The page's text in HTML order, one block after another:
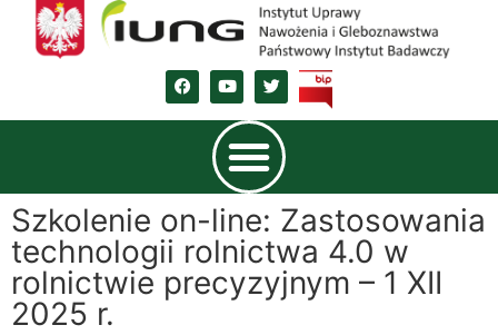
Szkolenie on-line: Zastosowania
technologii rolnictwa 4.0 w
rolnictwie precyzyjnym – 1 XII
2025 r.